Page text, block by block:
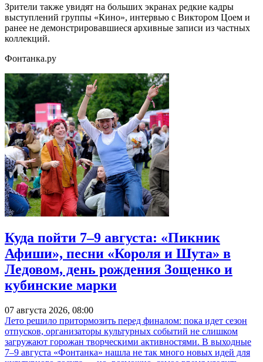
Зрители также увидят на больших экранах редкие кадры
выступлений группы «Кино», интервью с Виктором Цоем и
ранее не демонстрировавшиеся архивные записи из частных
коллекций.
Фонтанка.ру
Куда пойти 7–9 августа: «Пикник
Афиши», песни «Короля и Шута» в
Ледовом, день рождения Зощенко и
кубинские марки
07 августа 2026, 08:00
Лето решило притормозить перед финалом: пока идет сезон
отпусков, организаторы культурных событий не слишком
загружают горожан творческими активностями. В выходные
7–9 августа «Фонтанка» нашла не так много новых идей для